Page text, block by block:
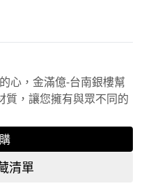
心，金滿億-台南銀樓幫
質，讓您擁有與眾不同的
清單